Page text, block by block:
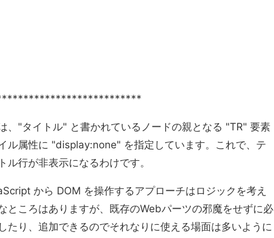
、"タイトル" と書かれているノードの親となる "TR" 要素
ル属性に "display:none" を指定しています。これで、テ
ル行が非表示になるわけです。
から DOM を操作するアプローチはロジックを考え
ところはありますが、既存のWebパーツの邪魔をせずに必
たり、追加できるのでそれなりに使える場面は多いように